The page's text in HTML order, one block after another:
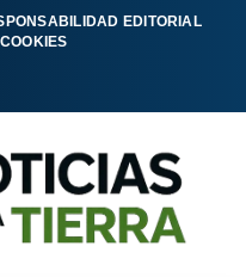
EDITORIAL